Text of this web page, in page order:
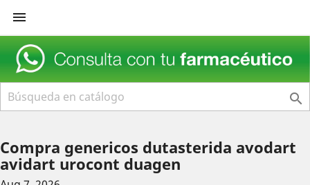


Compra genericos dutasterida avodart
avidart urocont duagen